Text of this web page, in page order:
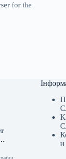
for the
и